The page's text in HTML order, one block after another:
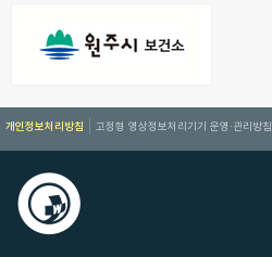
개인정보처리방침 고정형 영상정보처리기기 운영·관리방침